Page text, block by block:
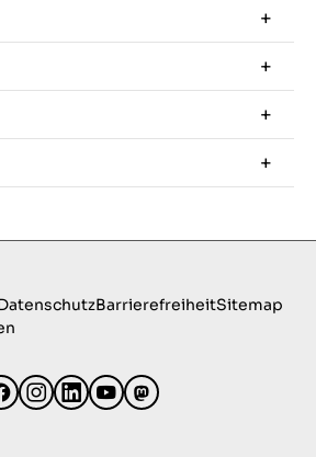
BarrierefreiheitSitemap